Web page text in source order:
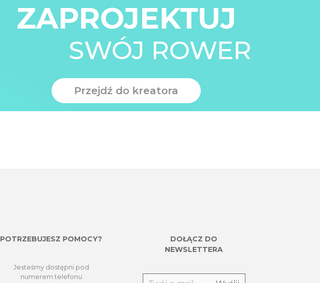
ZAPROJEKTUJ
SWÓJ ROWER
Przejdź do kreatora
POTRZEBUJESZ POMOCY?
Jesteśmy dostępni pod
numerem telefonu
DOŁĄCZ DO
NEWSLETTERA